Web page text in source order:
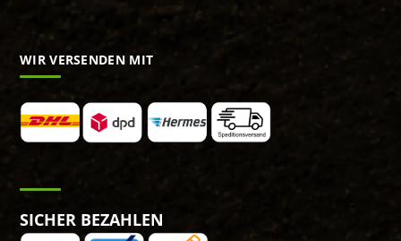
WIR VERSENDEN MIT
SICHER BEZAHLEN